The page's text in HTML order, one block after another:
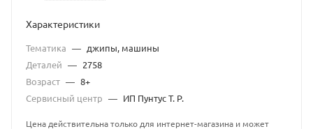
Характеристики
Тематика — джипы, машины
Деталей — 2758
Возраст — 8+
Сервисный центр — ИП Пунтус Т. Р.
Цена действительна только для интернет-магазина и может